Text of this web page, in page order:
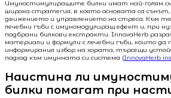
Имуностимулиращите билки имат най-голям
широка стратегия, в която основата са
движението и управлението на стреса. Към
лечебни гъби с имуномодулиращ ефект и, при
подбрани билкови екстракти. InnovaHerb
материали и формули с лечебни гъби, които да
информирания избор на хората, търсещи
подход към имунната си система (InnovaHerb
Наистина ли
билки помагат при